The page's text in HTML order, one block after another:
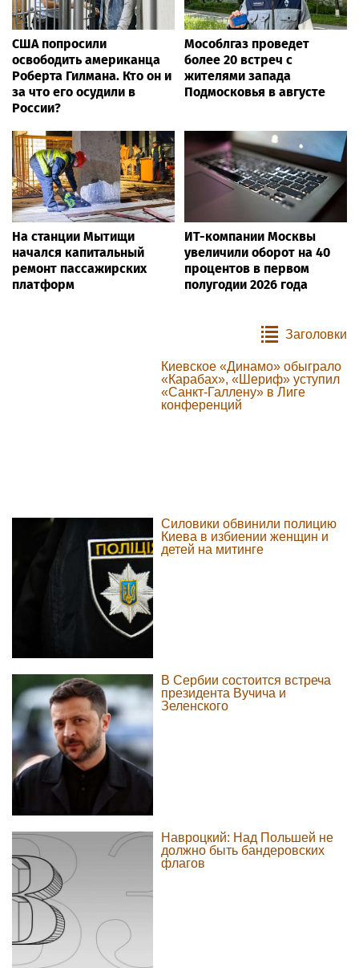
США попросили
освободить американца
Роберта Гилмана. Кто он и
за что его осудили в
России?
Мособлгаз проведет
более 20 встреч с
жителями запада
Подмосковья в августе
На станции Мытищи
начался капитальный
ремонт пассажирских
платформ
ИТ-компании Москвы
увеличили оборот на 40
процентов в первом
полугодии 2026 года
Заголовки
Киевское «Динамо» обыграло
«Карабах», «Шериф» уступил
«Санкт-Галлену» в Лиге
конференций
Силовики обвинили полицию
Киева в избиении женщин и
детей на митинге
В Сербии состоится встреча
президента Вучича и
Зеленского
Навроцкий: Над Польшей не
должно быть бандеровских
флагов